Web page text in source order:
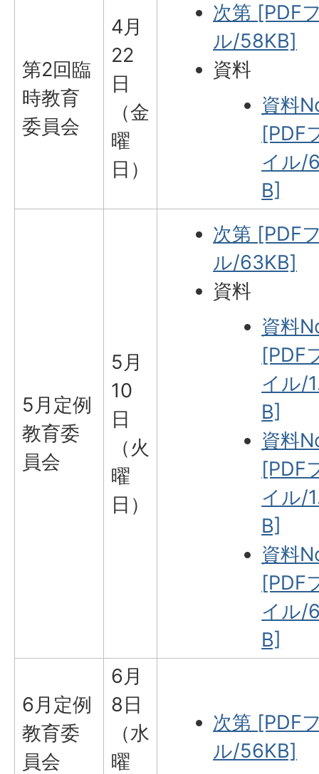
第2回臨
時教育
委員会
4月
22
日
（金
曜
日）
次第 [PDF
ル/58KB]
資料
資料
[PDF
イル/
B]
5月定例
教育委
員会
5月
10
日
（火
曜
日）
次第 [PDF
ル/63KB]
資料
資料
[PDF
イル/
B]
資料
[PDF
イル/
B]
資料
[PDF
イル/
B]
6月定例
教育委
員会
6月
8日
（水
曜
次第 [PDF
ル/56KB]